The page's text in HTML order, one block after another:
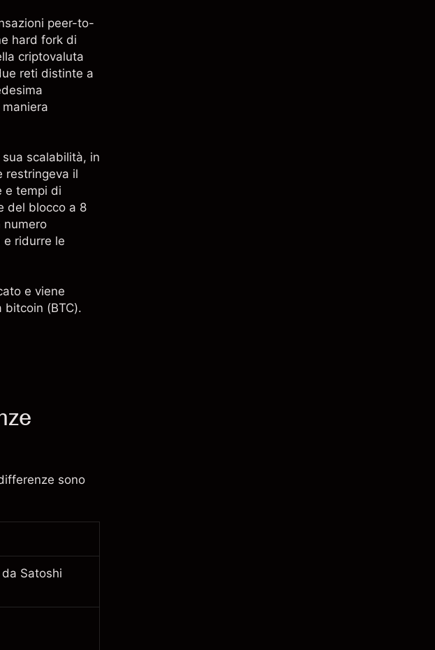
peer-to-
hard fork di
criptovaluta
reti distinte a
scalabilità, in
restringeva il
e tempi di
del blocco a 8
numero
ridurre le
e viene
bitcoin (BTC).
sono
Satoshi